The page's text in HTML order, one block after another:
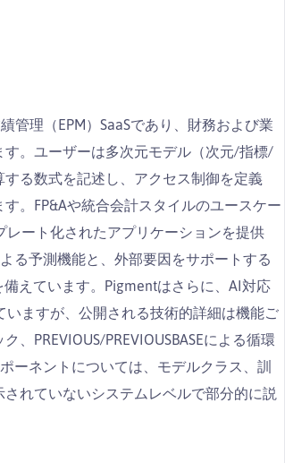
管理（EPM）SaaSであり、財務および業
。ユーザーは多次元モデル（次元/指標/
る数式を記述し、アクセス制御を定義
。FP&Aや統合会計スタイルのユースケー
レート化されたアプリケーションを提供
る予測機能と、外部要因をサポートする
えています。Pigmentはさらに、AI対応
ますが、公開される技術的詳細は機能ご
PREVIOUS/PREVIOUSBASEによる循環
ーネントについては、モデルクラス、訓
れていないシステムレベルで部分的に説